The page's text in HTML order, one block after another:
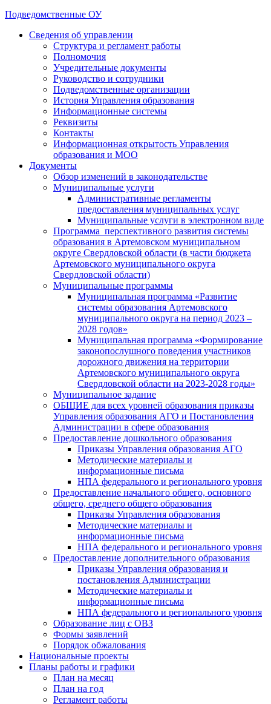
Подведомственные ОУ
Сведения об управлении
Структура и регламент работы
Полномочия
Учредительные документы
Руководство и сотрудники
Подведомственные организации
История Управления образования
Информационные системы
Реквизиты
Контакты
Информационная открытость Управления
образования и МОО
Документы
Обзор изменений в законодательстве
Муниципальные услуги
Административные регламенты
предоставления муниципальных услуг
Муниципальные услуги в электронном виде
Программа перспективного развития системы
образования в Артемовском муниципальном
округе Свердловской области (в части бюджета
Артемовского муниципального округа
Свердловской области)
Муниципальные программы
Муниципальная программа «Развитие
системы образования Артемовского
муниципального округа на период 2023 –
2028 годов»
Муниципальная программа «Формирование
законопослушного поведения участников
дорожного движения на территории
Артемовского муниципального округа
Свердловской области на 2023-2028 годы»
Муниципальное задание
ОБЩИЕ для всех уровней образования приказы
Управления образования АГО и Постановления
Администрации в сфере образования
Предоставление дошкольного образования
Приказы Управления образования АГО
Методические материалы и
информационные письма
НПА федерального и регионального уровня
Предоставление начального общего, основного
общего, среднего общего образования
Приказы Управления образования
Методические материалы и
информационные письма
НПА федерального и регионального уровня
Предоставление дополнительного образования
Приказы Управления образования и
постановления Администрации
Методические материалы и
информационные письма
НПА федерального и регионального уровня
Образование лиц с ОВЗ
Формы заявлений
Порядок обжалования
Национальные проекты
Планы работы и графики
План на месяц
План на год
Регламент работы